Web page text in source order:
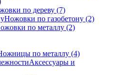
по дереву (7)
Ножовки по газобетону (2)
по металлу (2)
по металлу (4)
Аксессуары и